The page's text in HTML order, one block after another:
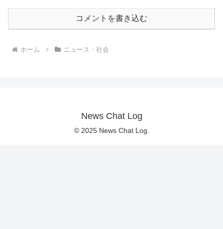
コメントを書き込む
ホーム ニュース・社会
News Chat Log
© 2025 News Chat Log.